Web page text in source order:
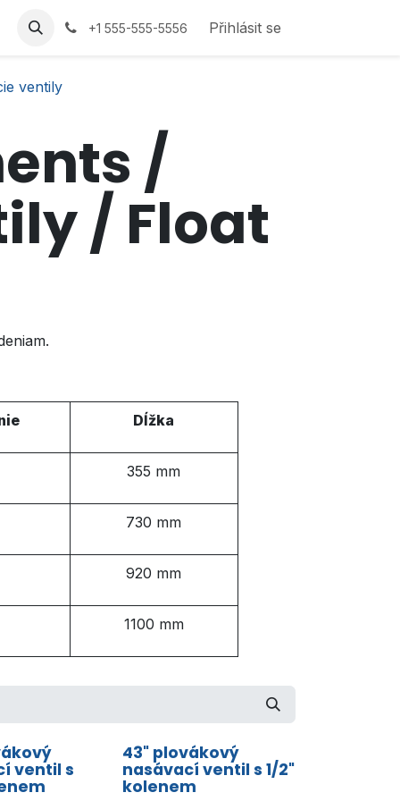
+1 555-555-5556 Přihlásit se
ventily
/
/ Float
Dĺžka
355 mm
730 mm
920 mm
1100 mm
ventil s
43" plovákový
nasávací ventil s 1/2"
kolenem